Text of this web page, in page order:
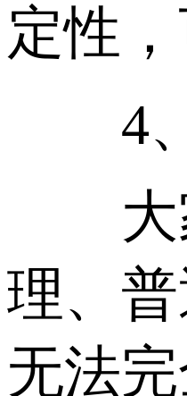
定性
4、
大家
理、
无法